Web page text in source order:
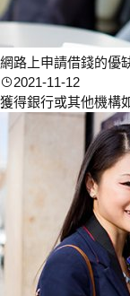
網路上申請借錢的優
2021-11-12
獲得銀行或其他機構